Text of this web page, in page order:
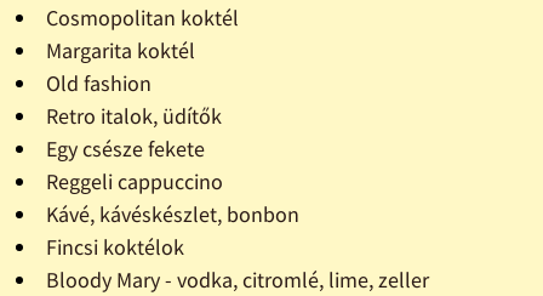
Cosmopolitan koktél
Margarita koktél
Old fashion
Retro italok, üdítők
Egy csésze fekete
Reggeli cappuccino
Kávé, kávéskészlet, bonbon
Fincsi koktélok
Bloody Mary - vodka, citromlé, lime, zeller